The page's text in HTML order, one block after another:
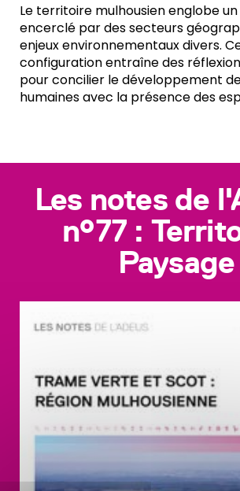
Le territoire mulhousien englobe
encerclé par des secteurs
enjeux environnementaux divers.
configuration entraîne des
pour concilier le développement
humaines avec la présence des
Les notes de
n°77 :
Paysage